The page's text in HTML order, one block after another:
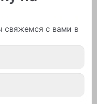
свяжемся с вами в